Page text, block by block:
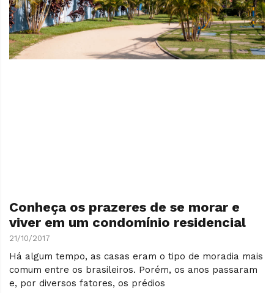
Conheça os prazeres de se morar e
viver em um condomínio residencial
21/10/2017
Há algum tempo, as casas eram o tipo de moradia mais
comum entre os brasileiros. Porém, os anos passaram
e, por diversos fatores, os prédios